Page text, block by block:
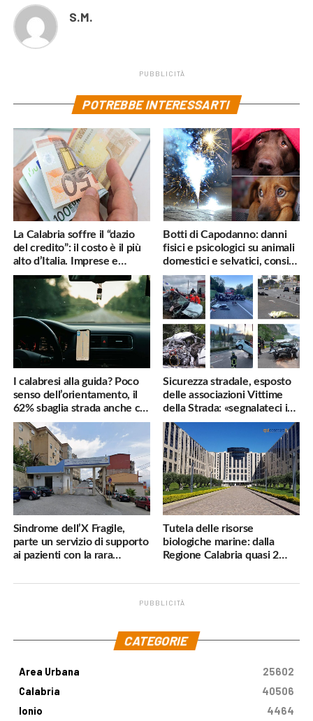
S.M.
PUBBLICITÀ
POTREBBE INTERESSARTI
La Calabria soffre il “dazio
del credito”: il costo è il più
alto d’Italia. Imprese e
famiglie penalizzate
Botti di Capodanno: danni
fisici e psicologici su animali
domestici e selvatici, consigli
utili
I calabresi alla guida? Poco
senso dell’orientamento, il
62% sbaglia strada anche col
navigatore
Sicurezza stradale, esposto
delle associazioni Vittime
della Strada: «segnalateci i
pericoli, interverremo
subito»
Sindrome dell’X Fragile,
parte un servizio di supporto
ai pazienti con la rara
Tutela delle risorse
biologiche marine: dalla
Regione Calabria quasi 2
PUBBLICITÀ
CATEGORIE
Area Urbana
25602
Calabria
40506
Ionio
4464